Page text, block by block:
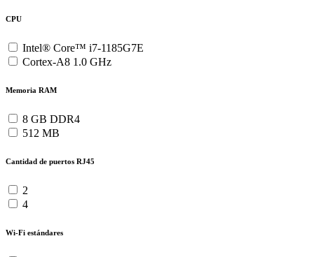
CPU
Intel® Core™ i7-1185G7E
Cortex-A8 1.0 GHz
Memoria RAM
8 GB DDR4
512 MB
Cantidad de puertos RJ45
2
4
Wi-Fi estándares